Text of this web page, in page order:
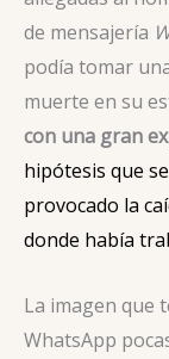
de mensajería
podía tomar
muerte en su
con una gran
hipótesis que
provocado la
donde había
La imagen que
WhatsApp